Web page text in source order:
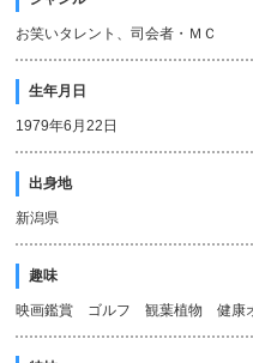
お笑いタレント、司会者・ＭＣ
生年月日
1979年6月22日
出身地
新潟県
趣味
映画鑑賞 ゴルフ 観葉植物 健康